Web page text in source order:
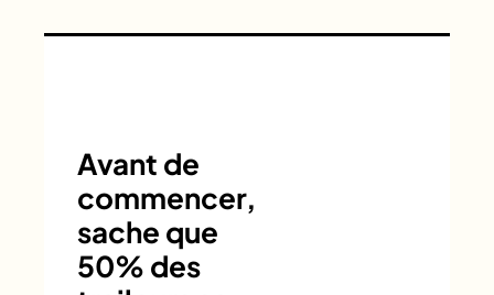
Avant de
commencer,
sache que
50% des